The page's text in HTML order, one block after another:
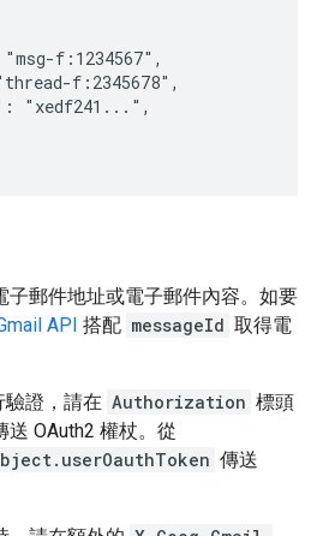
f:1234567",
f:2345678",
"xedf241...",
子郵件地址或電子郵件內容。如要
API 搭配 messageId 取得電
驗證，請在 Authorization 標頭
OAuth2 權杖。從
傳送